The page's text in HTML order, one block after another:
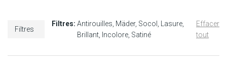
Filtres
Filtres: Antirouilles Mäder Socol
Lasure
Brillant
Incolore Satiné
Effacer
tout